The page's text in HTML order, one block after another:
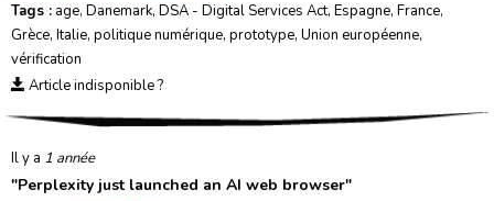
Tags : age, Danemark, DSA - Digital Services Act, Espagne, France,
Grèce, Italie, politique numérique, prototype, Union européenne,
vérification
Article indisponible ?
Il y a 1 année
"Perplexity just launched an AI web browser"